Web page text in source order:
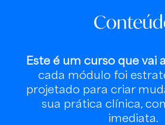
Este é um curso que vai
cada módulo foi
projetado para criar
sua prática clínica,
imediata.